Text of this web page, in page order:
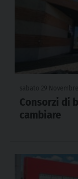
Consorzi di
cambiare